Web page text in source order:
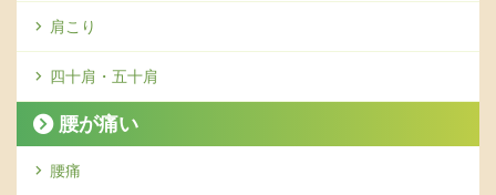
肩こり
四十肩・五十肩
腰が痛い
腰痛